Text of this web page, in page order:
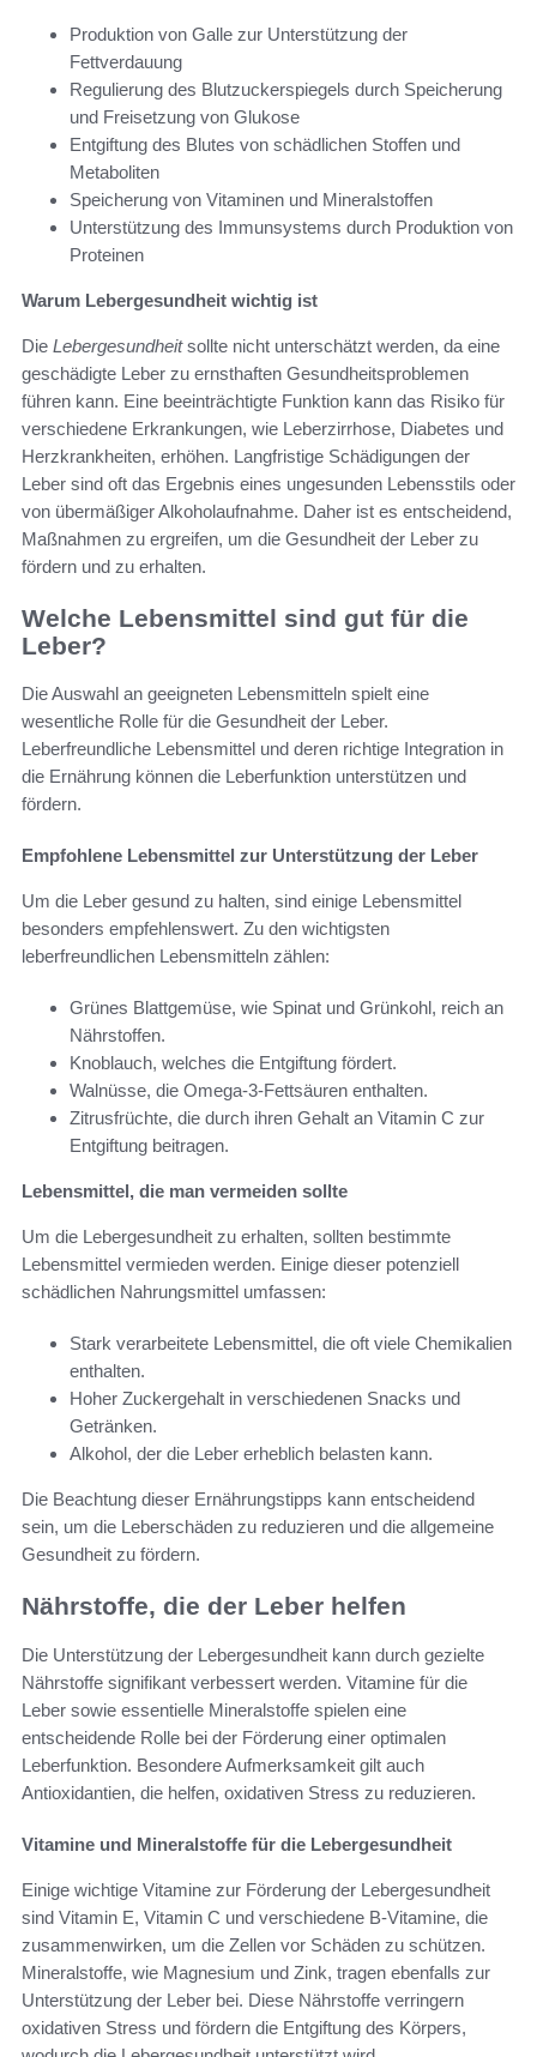
Produktion von Galle zur Unterstützung der
Fettverdauung
Regulierung des Blutzuckerspiegels durch Speicherung
und Freisetzung von Glukose
Entgiftung des Blutes von schädlichen Stoffen und
Metaboliten
Speicherung von Vitaminen und Mineralstoffen
Unterstützung des Immunsystems durch Produktion von
Proteinen
Warum Lebergesundheit wichtig ist
Die Lebergesundheitsollte nicht unterschätzt werden, da eine
geschädigte Leber zu ernsthaften Gesundheitsproblemen
führen kann. Eine beeinträchtigte Funktion kann das Risiko für
verschiedene Erkrankungen, wie Leberzirrhose, Diabetes und
Herzkrankheiten, erhöhen. Langfristige Schädigungen der
Leber sind oft das Ergebnis eines ungesunden Lebensstils oder
von übermäßiger Alkoholaufnahme. Daher ist es entscheidend,
Maßnahmen zu ergreifen, um die Gesundheit der Leber zu
fördern und zu erhalten.
Welche Lebensmittel sind gut für die
Leber?
Die Auswahl an geeigneten Lebensmitteln spielt eine
wesentliche Rolle für die Gesundheit der Leber.
Leberfreundliche Lebensmittel und deren richtige Integration in
die Ernährung können die Leberfunktion unterstützen und
fördern.
Empfohlene Lebensmittel zur Unterstützung der Leber
Um die Leber gesund zu halten, sind einige Lebensmittel
besonders empfehlenswert. Zu den wichtigsten
leberfreundlichen Lebensmitteln zählen:
Grünes Blattgemüse, wie Spinat und Grünkohl, reich an
Nährstoffen.
Knoblauch, welches die Entgiftung fördert.
Walnüsse, die Omega-3-Fettsäuren enthalten.
Zitrusfrüchte, die durch ihren Gehalt an Vitamin C zur
Entgiftung beitragen.
Lebensmittel, die man vermeiden sollte
Um die Lebergesundheit zu erhalten, sollten bestimmte
Lebensmittel vermieden werden. Einige dieser potenziell
schädlichen Nahrungsmittel umfassen:
Stark verarbeitete Lebensmittel, die oft viele Chemikalien
enthalten.
Hoher Zuckergehalt in verschiedenen Snacks und
Getränken.
Alkohol, der die Leber erheblich belasten kann.
Die Beachtung dieser Ernährungstipps kann entscheidend
sein, um die Leberschäden zu reduzieren und die allgemeine
Gesundheit zu fördern.
Nährstoffe, die der Leber helfen
Die Unterstützung der Lebergesundheit kann durch gezielte
Nährstoffe signifikant verbessert werden. Vitamine für die
Leber sowie essentielle Mineralstoffe spielen eine
entscheidende Rolle bei der Förderung einer optimalen
Leberfunktion. Besondere Aufmerksamkeit gilt auch
Antioxidantien, die helfen, oxidativen Stress zu reduzieren.
Vitamine und Mineralstoffe für die Lebergesundheit
Einige wichtige Vitamine zur Förderung der Lebergesundheit
sind Vitamin E, Vitamin C und verschiedene B-Vitamine, die
zusammenwirken, um die Zellen vor Schäden zu schützen.
Mineralstoffe, wie Magnesium und Zink, tragen ebenfalls zur
Unterstützung der Leber bei. Diese Nährstoffe verringern
oxidativen Stress und fördern die Entgiftung des Körpers,